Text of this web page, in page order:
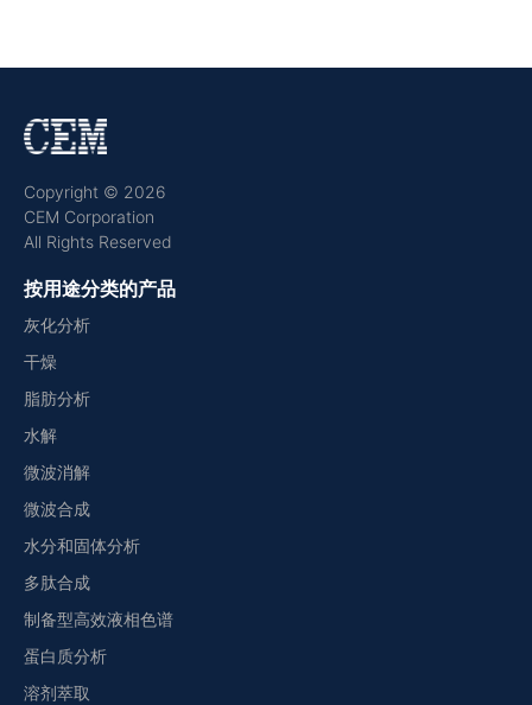
Copyright © 2026
CEM Corporation
All Rights Reserved
按用途分类的产品
灰化分析
干燥
脂肪分析
水解
微波消解
微波合成
水分和固体分析
多肽合成
制备型高效液相色谱
蛋白质分析
溶剂萃取